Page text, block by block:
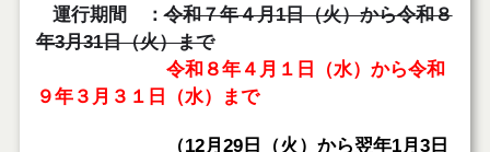
運行期間 ：令和７年４月1日（火）から令和８
年3月31日（火）まで
令和８年４月１日（水）から令和
９年３月３１日（水）まで
（12月29日（火）から翌年1月3日